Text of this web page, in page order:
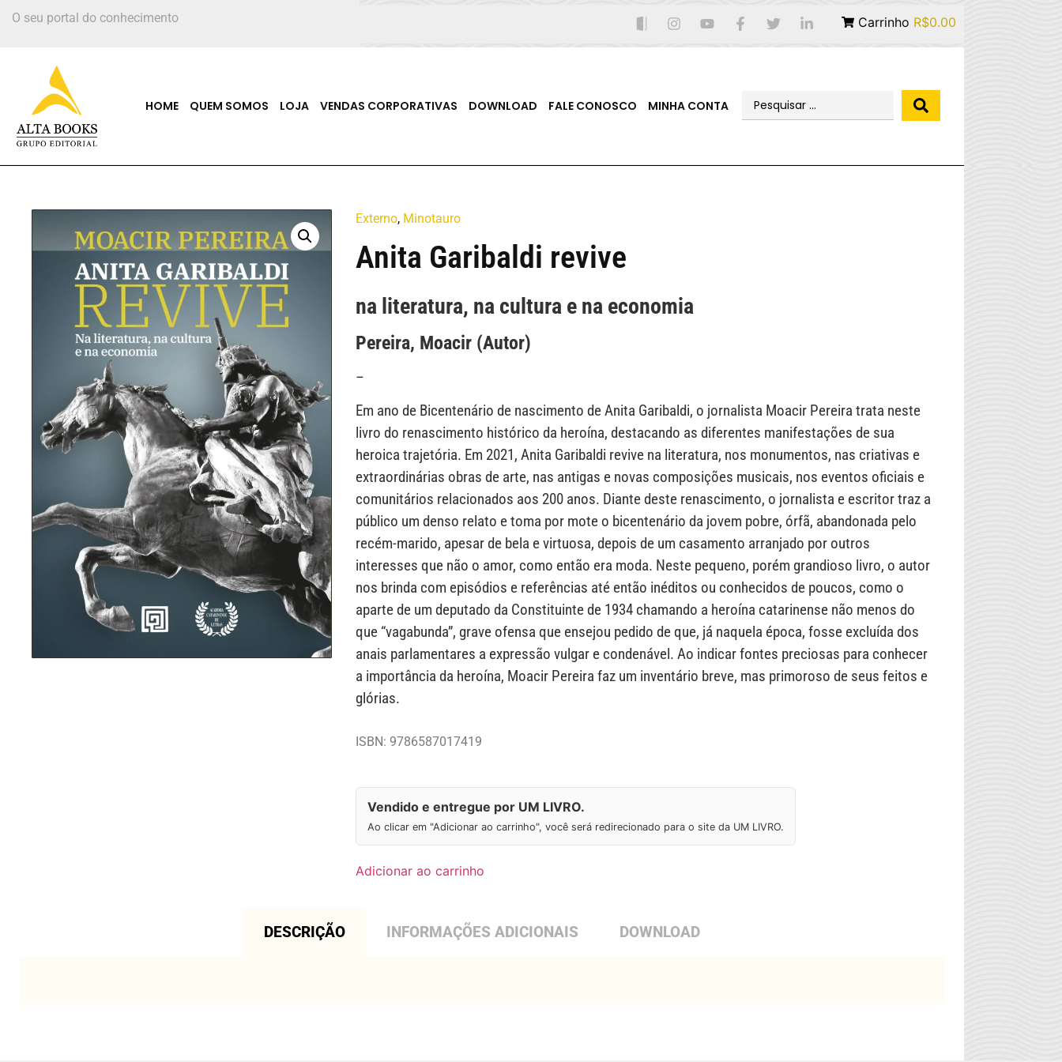
O seu portal do conhecimento Carrinho R$0.00
HOME QUEM SOMOS LOJA VENDAS CORPORATIVAS DOWNLOAD FALE CONOSCO MINHA CONTA
Externo, Minotauro
Anita Garibaldi revive
na literatura, na cultura e na economia
Pereira, Moacir (Autor)
–
Em ano de Bicentenário de nascimento de Anita Garibaldi, o jornalista Moacir Pereira trata neste
livro do renascimento histórico da heroína, destacando as diferentes manifestações de sua
heroica trajetória. Em 2021, Anita Garibaldi revive na literatura, nos monumentos, nas criativas e
extraordinárias obras de arte, nas antigas e novas composições musicais, nos eventos oficiais e
comunitários relacionados aos 200 anos. Diante deste renascimento, o jornalista e escritor traz a
público um denso relato e toma por mote o bicentenário da jovem pobre, órfã, abandonada pelo
recém-marido, apesar de bela e virtuosa, depois de um casamento arranjado por outros
interesses que não o amor, como então era moda. Neste pequeno, porém grandioso livro, o autor
nos brinda com episódios e referências até então inéditos ou conhecidos de poucos, como o
aparte de um deputado da Constituinte de 1934 chamando a heroína catarinense não menos do
que “vagabunda”, grave ofensa que ensejou pedido de que, já naquela época, fosse excluída dos
anais parlamentares a expressão vulgar e condenável. Ao indicar fontes preciosas para conhecer
a importância da heroína, Moacir Pereira faz um inventário breve, mas primoroso de seus feitos e
glórias.
ISBN: 9786587017419
Vendido e entregue por UM LIVRO.
Ao clicar em "Adicionar ao carrinho", você será redirecionado para o site da UM LIVRO.
Adicionar ao carrinho
DESCRIÇÃO INFORMAÇÕES ADICIONAIS DOWNLOAD